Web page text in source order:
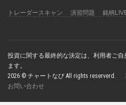
トレーダースキャン 演習問題 銘柄
投資に関する最終的な決定は、利用者ご
ます。
2026 © チャートなび All rights reserverd.
お問い合わせ